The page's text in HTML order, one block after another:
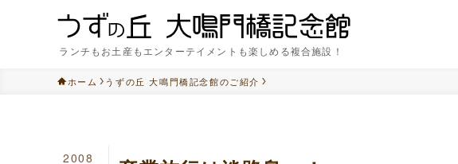
ランチもお土産もエンターテイメントも楽しめる複合施設！
ホーム うずの丘 大鳴門橋記念館のご紹介
2008